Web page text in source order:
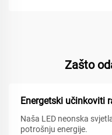
Zašto
Energetski učinkoviti
Naša LED neonska
potrošnju energije.